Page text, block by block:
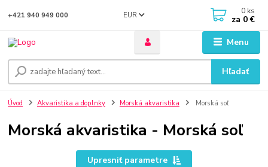
Menu
EUR
Hľadať
+421 940 949 000 0 ks
za 0 €
Úvod Akvaristika a doplnky Morská akvaristika Morská soľ
Morská akvaristika - Morská soľ
Upresniť parametre